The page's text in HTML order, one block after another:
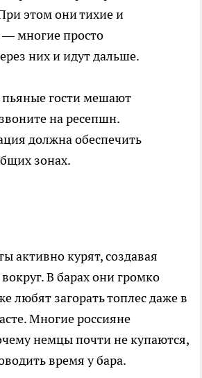
этом они тихие и
многие просто
них и идут дальше.
пьяные гости мешают
на ресепшн.
должна обеспечить
зонах.
активно курят, создавая
В барах они громко
любят загорать топлес даже в
Многие россияне
немцы почти не купаются,
время у бара.